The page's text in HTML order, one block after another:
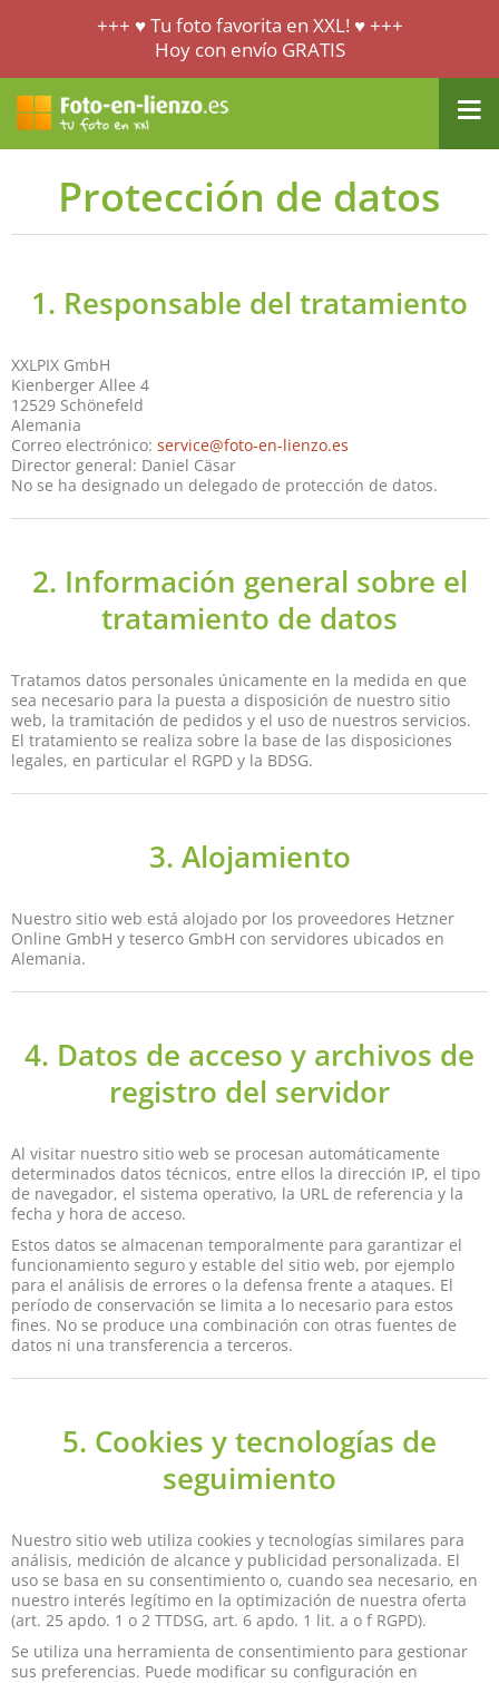
+++ ♥ Tu foto favorita en XXL! ♥ +++
Hoy con envío GRATIS
Protección de datos
1. Responsable del tratamiento
XXLPIX GmbH
Kienberger Allee 4
12529 Schönefeld
Alemania
Correo electrónico: service@foto-en-lienzo.es
Director general: Daniel Cäsar
No se ha designado un delegado de protección de datos.
2. Información general sobre el
tratamiento de datos
Tratamos datos personales únicamente en la medida en que
sea necesario para la puesta a disposición de nuestro sitio
web, la tramitación de pedidos y el uso de nuestros servicios.
El tratamiento se realiza sobre la base de las disposiciones
legales, en particular el RGPD y la BDSG.
3. Alojamiento
Nuestro sitio web está alojado por los proveedores Hetzner
Online GmbH y teserco GmbH con servidores ubicados en
Alemania.
4. Datos de acceso y archivos de
registro del servidor
Al visitar nuestro sitio web se procesan automáticamente
determinados datos técnicos, entre ellos la dirección IP, el tipo
de navegador, el sistema operativo, la URL de referencia y la
fecha y hora de acceso.
Estos datos se almacenan temporalmente para garantizar el
funcionamiento seguro y estable del sitio web, por ejemplo
para el análisis de errores o la defensa frente a ataques. El
período de conservación se limita a lo necesario para estos
fines. No se produce una combinación con otras fuentes de
datos ni una transferencia a terceros.
5. Cookies y tecnologías de
seguimiento
Nuestro sitio web utiliza cookies y tecnologías similares para
análisis, medición de alcance y publicidad personalizada. El
uso se basa en su consentimiento o, cuando sea necesario, en
nuestro interés legítimo en la optimización de nuestra oferta
(art. 25 apdo. 1 o 2 TTDSG, art. 6 apdo. 1 lit. a o f RGPD).
Se utiliza una herramienta de consentimiento para gestionar
sus preferencias. Puede modificar su configuración en